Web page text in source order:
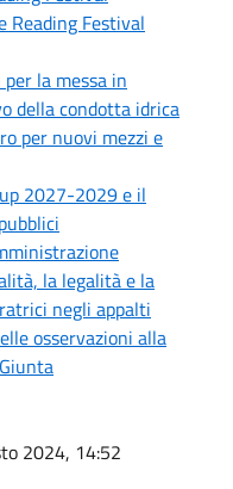
Reading Festival
la messa in
della condotta idrica
per nuovi mezzi e
2027-2029 e il
la legalità e la
negli appalti
osservazioni alla
2024, 14:52